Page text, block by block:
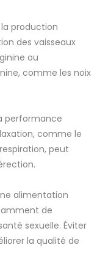
production
des vaisseaux
ou
comme les noix
performance
comme le
peut
alimentation
de
sexuelle. Éviter
la qualité de